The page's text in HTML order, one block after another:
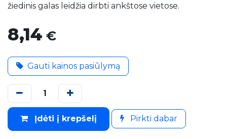
žiedinis galas leidžia dirbti ankštose vietose.
8,14 €
Gauti kainos pasiūlymą
Įdėti į krepšelį Pirkti dabar